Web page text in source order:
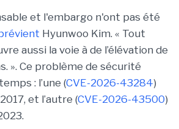
et l'embargo n'ont pas été
Hyunwoo Kim. « Tout
aussi la voie à de l’élévation de
». Ce problème de sécurité
: l’une (CVE-2026-43284)
et l’autre (CVE-2026-43500)